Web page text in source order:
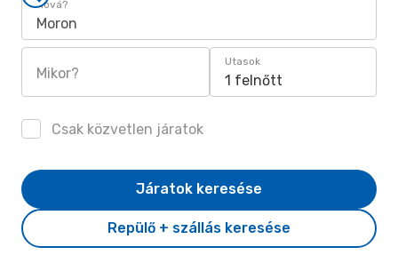
Hová?
Moron
Mikor?
Utasok
1 felnőtt
Csak közvetlen járatok
Repülő + szállás keresése
Járatok keresése